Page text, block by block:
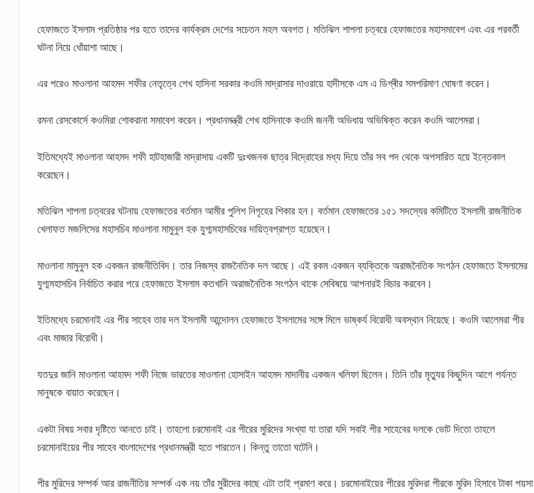
হেফাজতে ইসলাম প্রতিষ্ঠার পর হতে তাদের কার্যক্রম দেশের সচেতন মহল অবগত। মতিঝিল শাপলা চত্বরে হেফাজতের মহাসমাবেশ এবং এর পরবর্তী
ঘটনা নিয়ে ধোঁয়াশা আছে।
এর পরেও মাওলানা আহমদ শফীর নেতৃত্বে শেখ হাসিনা সরকার কওমি মাদ্রাসার দাওরায়ে হাদীসকে এম এ ডিগ্ৰীর সমপরিমাণ ঘোষণা করেন।
রমনা রেসকোর্সে কওমিরা শোকরানা সমাবেশ করেন। প্রধানমন্ত্রী শেখ হাসিনাকে কওমি জননী অভিধায় অভিষিক্ত করেন কওমি আলেমরা।
ইতিমধ্যেই মাওলানা আহমদ শফী হাটহাজারী মাদ্রাসায় একটি দুঃখজনক ছাত্র বিদ্রোহের মধ্য দিয়ে তাঁর সব পদ থেকে অপসারিত হয়ে ইন্তেকাল
করেছেন।
মতিঝিল শাপলা চত্বরের ঘটনায় হেফাজতের বর্তমান আমীর পুলিশ নিগৃহের শিকার হন। বর্তমান হেফাজতের ১৫১ সদস্যের কমিটিতে ইসলামী রাজনীতিক
খেলাফত মজলিসের মহাসচিব মাওলানা মামুনুল হক যুগ্মমহাসচিবের দায়িত্বপ্রাপ্ত হয়েছেন।
মাওলানা মামুনুল হক একজন রাজনীতিবিদ। তার নিজস্ব রাজনৈতিক দল আছে। এই রকম একজন ব্যক্তিকে অরাজনৈতিক সংগঠন হেফাজতে ইসলামের
যুগ্মমহাসচিব নির্বাচিত করার পরে হেফাজতে ইসলাম কতখানি অরাজনৈতিক সংগঠন থাকে সেবিষয়ে আপনারই বিচার করবেন।
ইতিমধ্যে চরমোনাই এর পীর সাহেব তার দল ইসলামী আন্দোলন হেফাজতে ইসলামের সঙ্গে মিলে ভাষ্কর্য বিরোধী অবস্থান নিয়েছে। কওমি আলেমরা পীর
এবং মাজার বিরোধী।
যতদুর জানি মাওলানা আহমদ শফী নিজে ভারতের মাওলানা হোসাইন আহমদ মাদানীর একজন খলিফা ছিলেন। তিনি তাঁর মৃত্যুর কিছুদিন আগে পর্যন্ত
মানুষকে বায়াত করেছেন।
একটা বিষয় সবার দৃষ্টিতে আনতে চাই। তাহলো চরমোনাই এর পীরের মুরিদের সংখ্যা যা তারা যদি সবাই পীর সাহেবের দলকে ভোট দিতো তাহলে
চরমোনাইয়ের পীর সাহেব বাংলাদেশের প্রধানমন্ত্রী হতে পারতেন। কিন্তু তাতো ঘটেনি।
পীর মুরিদের সম্পর্ক আর রাজনীতির সম্পর্ক এক নয় তাঁর মুরীদের কাছে এটা তাই প্রমাণ করে। চরমোনাইয়ের পীরের মুরিদরা পীরকে মুরিদ হিসাবে টাকা পয়সা